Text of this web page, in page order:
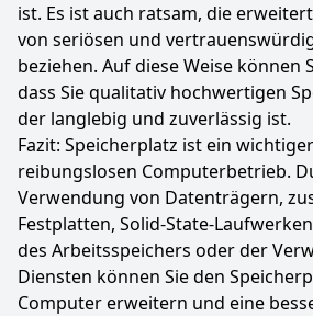
ist. Es ist auch ratsam, die
von seriösen und
beziehen. Auf diese Weise können
dass Sie qualitativ hochwertigen
der langlebig und zuverlässig ist.
Fazit: Speicherplatz ist ein
reibungslosen Computerbetrieb.
Verwendung von Datenträgern,
Festplatten, Solid-State-
des Arbeitsspeichers oder der
Diensten können Sie den
Computer erweitern und eine